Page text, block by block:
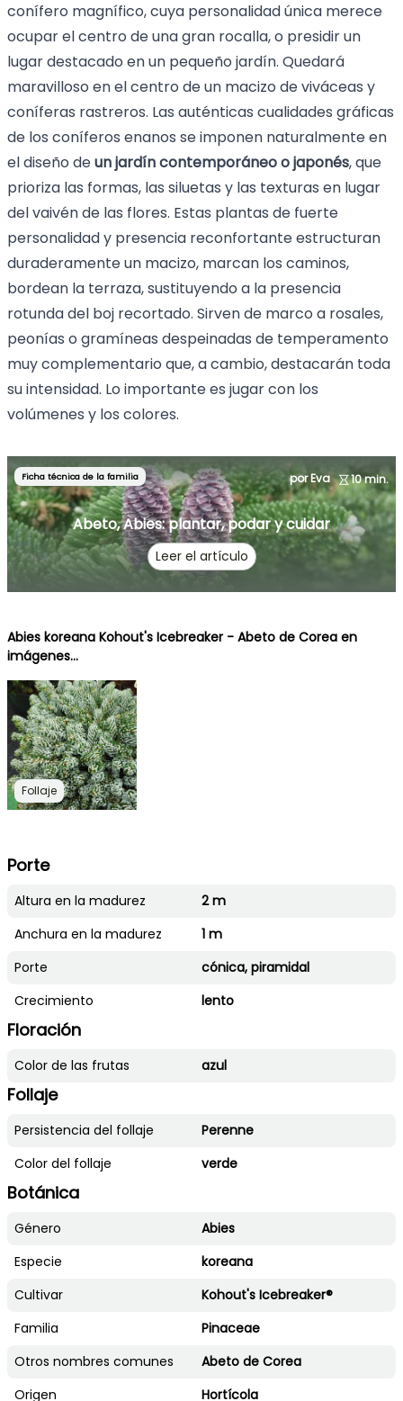
conífero magnífico, cuya personalidad única merece
ocupar el centro de una gran rocalla, o presidir un
lugar destacado en un pequeño jardín. Quedará
maravilloso en el centro de un macizo de viváceas y
coníferas rastreros. Las auténticas cualidades gráficas
de los coníferos enanos se imponen naturalmente en
el diseño deun jardín contemporáneo o japonés, que
prioriza las formas, las siluetas y las texturas en lugar
del vaivén de las flores. Estas plantas de fuerte
personalidad y presencia reconfortante estructuran
duraderamente un macizo, marcan los caminos,
bordean la terraza, sustituyendo a la presencia
rotunda del boj recortado. Sirven de marco a rosales,
peonías o gramíneas despeinadas de temperamento
muy complementario que, a cambio, destacarán toda
su intensidad. Lo importante es jugar con los
volúmenes y los colores.
Ficha técnica de la familia por Eva 10 min.
Abeto, Abies: plantar, podar y cuidar
Leer el artículo
Abies koreana Kohout's Icebreaker - Abeto de Corea en
imágenes...
Follaje
Porte
Altura en la madurez
2 m
Anchura en la madurez
1 m
Porte
cónica, piramidal
Crecimiento
lento
Floración
Color de las frutas azul
Follaje
Persistencia del follaje
Perenne
Color del follaje
verde
Botánica
Género
Abies
Especie
koreana
Cultivar
Kohout's Icebreaker®
Familia
Pinaceae
Otros nombres comunes
Abeto de Corea
Origen
Hortícola